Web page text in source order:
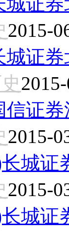
2015-
城证
信证
2015-
长城证
2015-
长城证